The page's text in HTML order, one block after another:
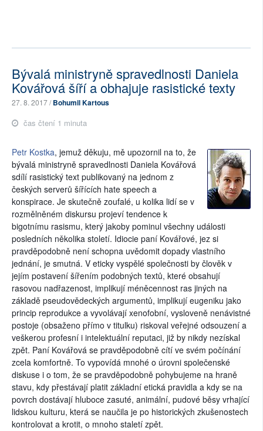
Bývalá ministryně spravedlnosti Daniela
Kovářová šíří a obhajuje rasistické texty
27. 8. 2017 /Bohumil Kartous
čas čtení 1 minuta
Petr Kostka, jemuž děkuju, mě upozornil na to, že
bývalá ministryně spravedlnosti Daniela Kovářová
sdílí rasistický text publikovaný na jednom z
českých serverů šířících hate speech a
konspirace. Je skutečně zoufalé, u kolika lidí se v
rozmělněném diskursu projeví tendence k
bigotnímu rasismu, který jakoby pominul všechny události
posledních několika století. Idiocie paní Kovářové, jez si
pravděpodobně není schopna uvědomit dopady vlastního
jednání, je smutná. V eticky vyspělé společnosti by člověk v
jejím postavení šířením podobných textů, které obsahují
rasovou nadřazenost, implikují méněcennost ras jiných na
základě pseudovědeckých argumentů, implikují eugeniku jako
princip reprodukce a vyvolávají xenofobní, vysloveně nenávistné
postoje (obsaženo přímo v titulku) riskoval veřejné odsouzení a
veškerou profesní i intelektuální reputaci, již by nikdy nezískal
zpět. Paní Kovářová se pravděpodobně cítí ve svém počínání
zcela komfortně. To vypovídá mnohé o úrovni společenské
diskuse i o tom, že se pravděpodobně pohybujeme na hraně
stavu, kdy přestávají platit základní etická pravidla a kdy se na
povrch dostávají hluboce zasuté, animální, pudové běsy vrhající
lidskou kulturu, která se naučila je po historických zkušenostech
kontrolovat a krotit, o mnoho staletí zpět.